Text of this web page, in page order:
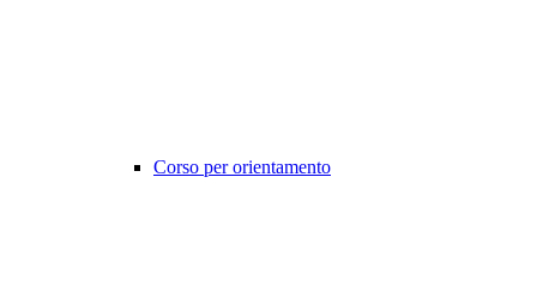
Corso per orientamento